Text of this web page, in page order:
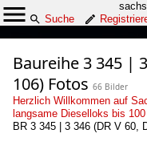
Suche
Baureihe 3 345 |
106) Fotos 66 Bilder
Herzlich Willkommen auf
langsame Dieselloks bis
BR 3 345 | 3 346 (DR V 60,